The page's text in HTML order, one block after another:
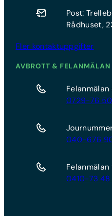
Post:
Rådhuset,
Fler kontaktuppgifter
AVBROTT & FELANMÄLAN
Felanmälan
0729-76
040-676
0410-73